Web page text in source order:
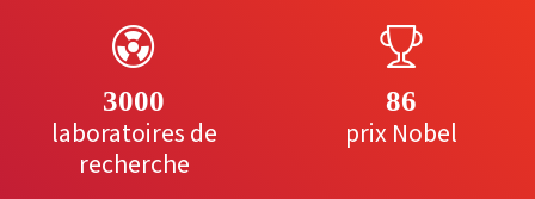
3000
laboratoires de
recherche
86
prix Nobel